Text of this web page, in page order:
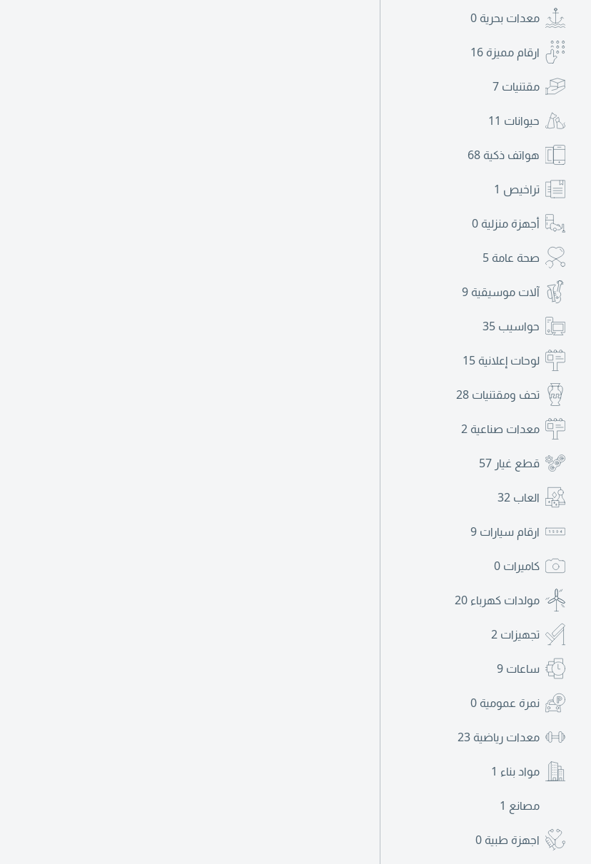
معدات بحرية 0
ارقام مميزة 16
مقتنيات 7
حيوانات 11
هواتف ذكية 68
تراخيص 1
أجهزة منزلية 0
صحة عامة 5
آلات موسيقية 9
حواسيب 35
لوحات إعلانية 15
تحف ومقتنيات 28
معدات صناعية 2
قطع غيار 57
العاب 32
ارقام سيارات 9
كاميرات 0
مولدات كهرباء 20
تجهيزات 2
ساعات 9
نمرة عمومية 0
معدات رياضية 23
مواد بناء 1
مصانع 1
اجهزة طبية 0